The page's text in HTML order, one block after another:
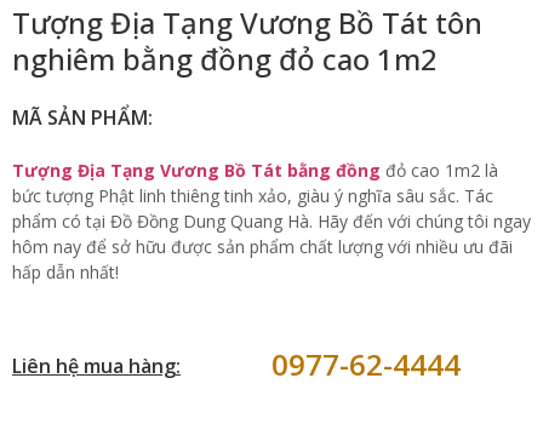
Tượng Địa Tạng Vương Bồ Tát tôn
nghiêm bằng đồng đỏ cao 1m2
MÃ SẢN PHẨM:
Tượng Địa Tạng Vương Bồ Tát bằng đồng đỏ cao 1m2 là
bức tượng Phật linh thiêng tinh xảo, giàu ý nghĩa sâu sắc. Tác
phẩm có tại Đồ Đồng Dung Quang Hà. Hãy đến với chúng tôi ngay
hôm nay để sở hữu được sản phẩm chất lượng với nhiều ưu đãi
hấp dẫn nhất!
Liên hệ mua hàng: 0977-62-4444